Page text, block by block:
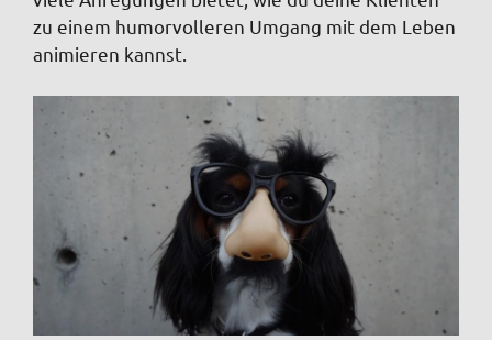
zu einem humorvolleren Umgang mit dem Leben
animieren kannst.